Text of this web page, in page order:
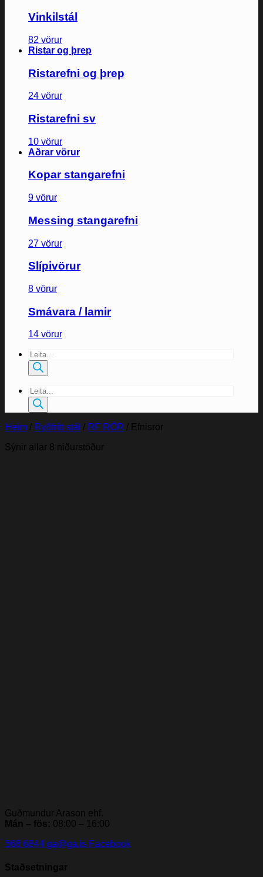
Vinkilstál
82 vörur
Ristar og þrep
Ristarefni og þrep
24 vörur
Ristarefni sv
10 vörur
Aðrar vörur
Kopar stangarefni
9 vörur
Messing stangarefni
27 vörur
Slípivörur
8 vörur
Smávara / lamir
14 vörur
Products
search
Products
search
Heim / Ryðfrítt stál / RF RÖR / Efnisrör
Sýnir allar 8 niðurstöður
Guðmundur Arason ehf.
Mán – fös: 08:00 – 16:00
568 6844 ga@ga.is Facebook
Staðsetningar